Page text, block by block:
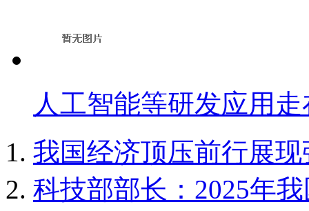
人工智能等研发应用
我国经济顶压前行展
科技部部长：2025年